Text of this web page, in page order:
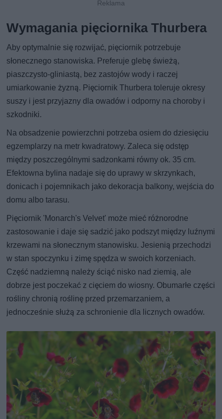
Wymagania pięciornika Thurbera
Aby optymalnie się rozwijać, pięciornik potrzebuje
słonecznego stanowiska. Preferuje glebę świeżą,
piaszczysto-gliniastą, bez zastojów wody i raczej
umiarkowanie żyzną. Pięciornik Thurbera toleruje okresy
suszy i jest przyjazny dla owadów i odporny na choroby i
szkodniki.
Na obsadzenie powierzchni potrzeba osiem do dziesięciu
egzemplarzy na metr kwadratowy. Zaleca się odstęp
między poszczególnymi sadzonkami równy ok. 35 cm.
Efektowna bylina nadaje się do uprawy w skrzynkach,
donicach i pojemnikach jako dekoracja balkony, wejścia do
domu albo tarasu.
Pięciornik 'Monarch's Velvet' może mieć różnorodne
zastosowanie i daje się sadzić jako podszyt między luźnymi
krzewami na słonecznym stanowisku. Jesienią przechodzi
w stan spoczynku i zimę spędza w swoich korzeniach.
Część nadziemną należy ściąć nisko nad ziemią, ale
dobrze jest poczekać z cięciem do wiosny. Obumarłe części
rośliny chronią roślinę przed przemarzaniem, a
jednocześnie służą za schronienie dla licznych owadów.